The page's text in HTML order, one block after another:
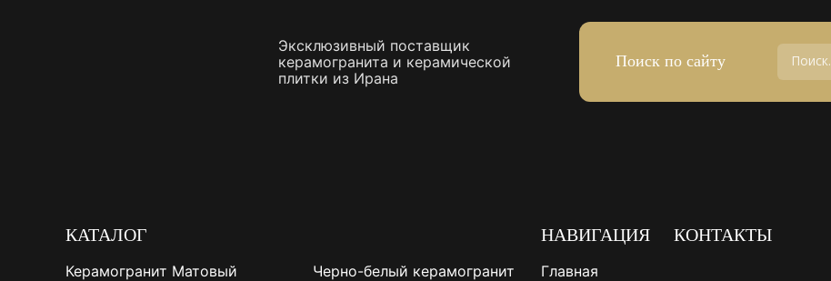
Эксклюзивный поставщик
керамогранита и керамической
плитки из Ирана
Поиск по сайту
КАТАЛОГ
Керамогранит Матовый
Черно-белый керамогранит
НАВИГАЦИЯ
Главная
КОНТАКТЫ